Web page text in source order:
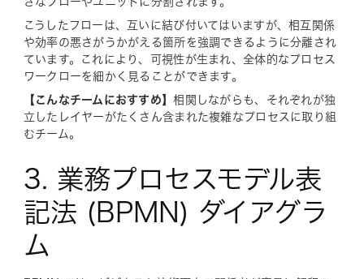
こうしたフローは、互いに結び付いてはいますが、相互関係
や効率の悪さがうかがえる箇所を強調できるように分離され
ています。これにより、可視性が生まれ、全体的なプロセス
ワークローを細かく見ることができます。
【こんなチームにおすすめ】相関しながらも、それぞれが独
立したレイヤーがたくさん含まれた複雑なプロセスに取り組
むチーム。
3. 業務プロセスモデル表
記法 (BPMN) ダイアグラ
ム